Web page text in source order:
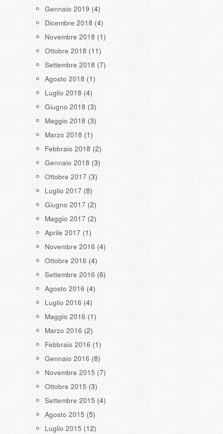
Gennaio 2019 (4)
Dicembre 2018 (4)
Novembre 2018 (1)
Ottobre 2018 (11)
Settembre 2018 (7)
Agosto 2018 (1)
Luglio 2018 (4)
Giugno 2018 (3)
Maggio 2018 (3)
Marzo 2018 (1)
Febbraio 2018 (2)
Gennaio 2018 (3)
Ottobre 2017 (3)
Luglio 2017 (8)
Giugno 2017 (2)
Maggio 2017 (2)
Aprile 2017 (1)
Novembre 2016 (4)
Ottobre 2016 (4)
Settembre 2016 (6)
Agosto 2016 (4)
Luglio 2016 (4)
Maggio 2016 (1)
Marzo 2016 (2)
Febbraio 2016 (1)
Gennaio 2016 (8)
Novembre 2015 (7)
Ottobre 2015 (3)
Settembre 2015 (4)
Agosto 2015 (5)
Luglio 2015 (12)